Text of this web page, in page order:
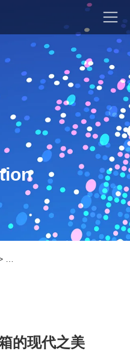
的现代之美